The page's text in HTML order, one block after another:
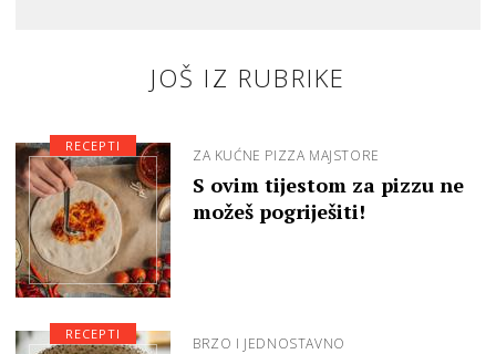
JOŠ IZ RUBRIKE
ZA KUĆNE PIZZA MAJSTORE
S ovim tijestom za pizzu ne
možeš pogriješiti!
RECEPTI
BRZO I JEDNOSTAVNO
RECEPTI